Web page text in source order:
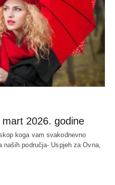
2026. godine
koga vam svakodnevno
naših područja- Uspjeh za Ovna,